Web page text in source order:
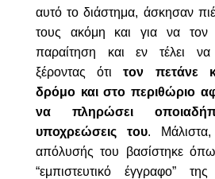
αυτό το διάστημα, άσκησαν
τους ακόμη και για να τον
παραίτηση και εν τέλει
ξέροντας ότιτον πετάνε
δρόμο και στο περιθώριο
να πληρώσει
υποχρεώσεις του.
απόλυσής του βασίστηκε
“εμπιστευτικό έγγραφο”